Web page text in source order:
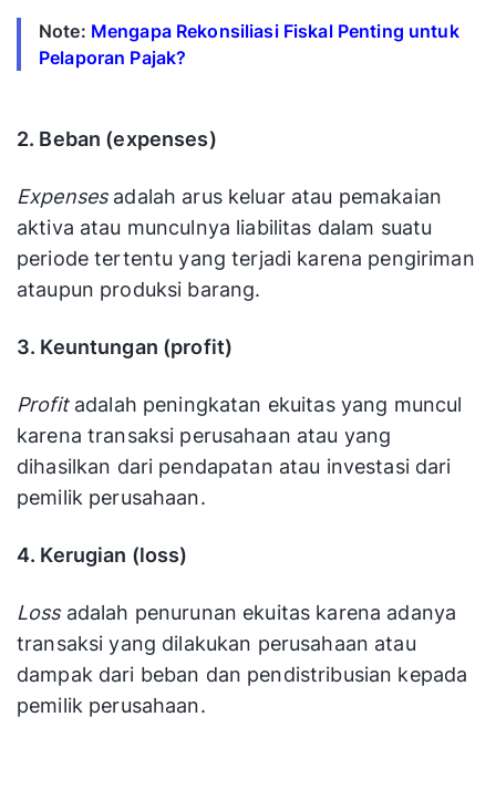
Note: Mengapa Rekonsiliasi Fiskal Penting untuk
Pelaporan Pajak?
2. Beban (expenses)
Expensesadalah arus keluar atau pemakaian
aktiva atau munculnya liabilitas dalam suatu
periode tertentu yang terjadi karena pengiriman
ataupun produksi barang.
3. Keuntungan (profit)
Profitadalah peningkatan ekuitas yang muncul
karena transaksi perusahaan atau yang
dihasilkan dari pendapatan atau investasi dari
pemilik perusahaan.
4. Kerugian (loss)
Lossadalah penurunan ekuitas karena adanya
transaksi yang dilakukan perusahaan atau
dampak dari beban dan pendistribusian kepada
pemilik perusahaan.